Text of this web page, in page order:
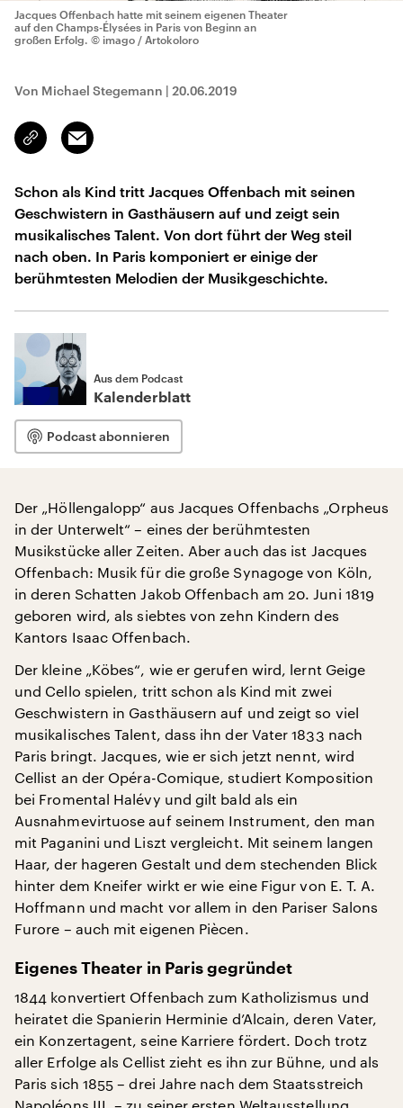
Jacques Offenbach hatte mit seinem eigenen Theater
auf den Champs-Élysées in Paris von Beginn an
großen Erfolg. © imago / Artokoloro
Von Michael Stegemann | 20.06.2019
Link
kopieren/teilen
Email
Schon als Kind tritt Jacques Offenbach mit seinen
Geschwistern in Gasthäusern auf und zeigt sein
musikalisches Talent. Von dort führt der Weg steil
nach oben. In Paris komponiert er einige der
berühmtesten Melodien der Musikgeschichte.
Aus dem Podcast
Kalenderblatt
Podcast abonnieren
Der „Höllengalopp“ aus Jacques Offenbachs „Orpheus
in der Unterwelt“ – eines der berühmtesten
Musikstücke aller Zeiten. Aber auch das ist Jacques
Offenbach: Musik für die große Synagoge von Köln,
in deren Schatten Jakob Offenbach am 20. Juni 1819
geboren wird, als siebtes von zehn Kindern des
Kantors Isaac Offenbach.
Der kleine „Köbes“, wie er gerufen wird, lernt Geige
und Cello spielen, tritt schon als Kind mit zwei
Geschwistern in Gasthäusern auf und zeigt so viel
musikalisches Talent, dass ihn der Vater 1833 nach
Paris bringt. Jacques, wie er sich jetzt nennt, wird
Cellist an der Opéra-Comique, studiert Komposition
bei Fromental Halévy und gilt bald als ein
Ausnahmevirtuose auf seinem Instrument, den man
mit Paganini und Liszt vergleicht. Mit seinem langen
Haar, der hageren Gestalt und dem stechenden Blick
hinter dem Kneifer wirkt er wie eine Figur von E. T. A.
Hoffmann und macht vor allem in den Pariser Salons
Furore – auch mit eigenen Piècen.
Eigenes Theater in Paris gegründet
1844 konvertiert Offenbach zum Katholizismus und
heiratet die Spanierin Herminie d’Alcain, deren Vater,
ein Konzertagent, seine Karriere fördert. Doch trotz
aller Erfolge als Cellist zieht es ihn zur Bühne, und als
Paris sich 1855 – drei Jahre nach dem Staatsstreich